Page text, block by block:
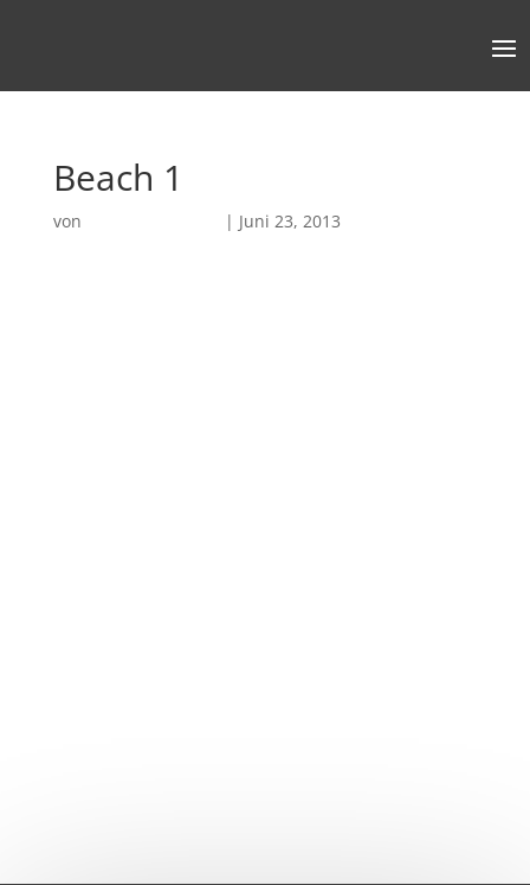
Beach 1
von | Juni 23, 2013